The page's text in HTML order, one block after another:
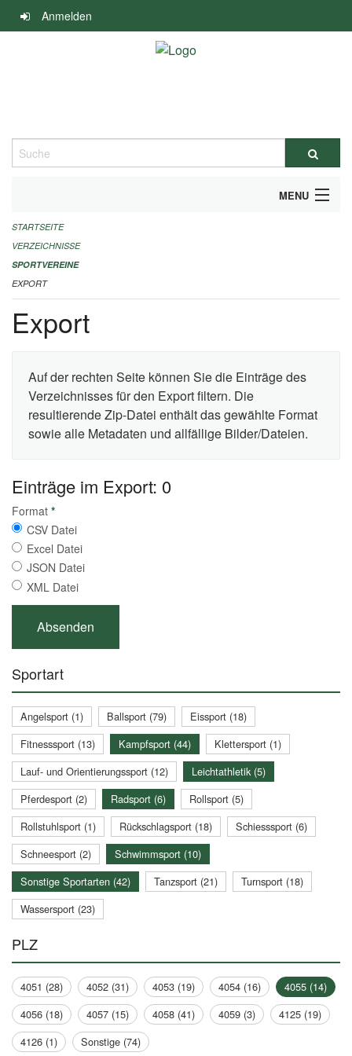
Navigation
überspringen
Anmelden
Suche
MENU
ALLGEMEINE INFORMATIONEN
FINANZIELLE UNTERSTÜTZUNG BENÖTIGT?
KONTAKT
STARTSEITE
VERZEICHNISSE
SPORTVEREINE
EXPORT
Export
Auf der rechten Seite können Sie die Einträge des
Verzeichnisses für den Export filtern. Die
resultierende Zip-Datei enthält das gewählte Format
sowie alle Metadaten und allfällige Bilder/Dateien.
Einträge im Export: 0
Format *
CSV Datei
Excel Datei
JSON Datei
XML Datei
Sportart
Angelsport (1) Ballsport (79)
Eissport (18)
Fitnesssport (13)
Kampfsport (44)
Klettersport (1)
Lauf- und Orientierungssport (12)
Leichtathletik (5)
Pferdesport (2)
Radsport (6)
Rollsport (5)
Rollstuhlsport (1)
Rückschlagsport (18)
Schiesssport (6)
Schneesport (2)
Schwimmsport (10)
Sonstige Sportarten (42)
Tanzsport (21)
Turnsport (18)
Wassersport (23)
PLZ
4051 (28) 4052 (31) 4053 (19) 4054 (16)
4055 (14)
4056 (18)
4057 (15) 4058 (41) 4059 (3)
4125 (19)
4126 (1)
Sonstige (74)